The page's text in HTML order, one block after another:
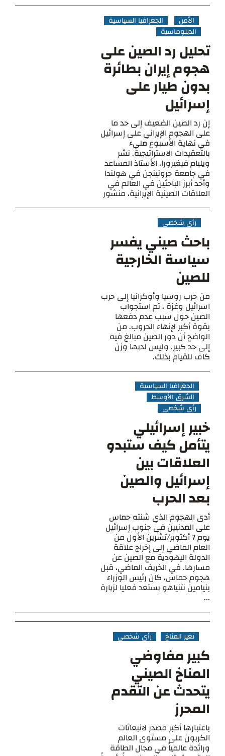
الأمن
الجغرافيا السياسية
الدبلوماسية
تحليل رد الصين على
هجوم إيران بطائرة
بدون طيار على
إسرائيل
إن رد الصين الضعيف إلى حد ما
على الهجوم الإيراني على إسرائيل
في نهاية الأسبوع مليء
بالتعقيدات الاستراتيجية. نشر
ويليام فيغيرورا، الأستاذ المساعد
في جامعة جرونينجن في هولندا
وأحد أبرز الباحثين في العالم في
العلاقات الصينية الإيرانية، منشور
رأي شخصي
باحث صيني يفسر
سياسة الخارجية
للصين
من حرب روسيا وأوكرانيا إلى حرب
اسرائيل وغزة ، تم استجواب
الصين حول سبب عدم دفعها
بقوة أكبر لإنهاء الحروب. من
الواضح أن دور الصين مبالغ فيه
إلى حد كبير. وليس لديها وزن
كاف للقيام بذلك.
الجغرافيا السياسية
الشرق الأوسط
رأي شخصي
خبير إسرائيلي
يتأمل كيف ستبدو
العلاقات بين
إسرائيل والصين
بعد الحرب
أدى الهجوم الذي شنته حماس
على المدنيين في جنوب إسرائيل
يوم 7 أكتوبر/تشرين الأول من
العام الماضي إلى إخراج علاقة
الدولة اليهودية مع الصين عن
مسارها. في الخريف الماضي، قبل
هجوم حماس، كان رئيس الوزراء
بنيامين نتنياهو يستعد فعليا لزيارة
...
تغير المناخ رأي شخصي
كبير مفاوضي
المناخ الصيني
يتحدث عن التقدم
المحرز
باعتبارها أكبر مصدر لانبعاثات
الكربون على مستوى العالم
ورائدة عالمياً في مجال الطاقة